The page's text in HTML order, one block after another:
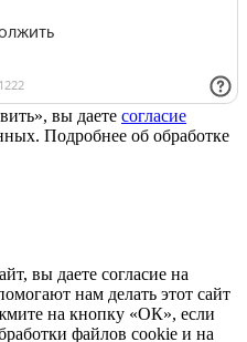
вы даете согласие
Подробнее об обработке
вы даете согласие на
нам делать этот сайт
на кнопку «ОК», если
файлов cookie и на